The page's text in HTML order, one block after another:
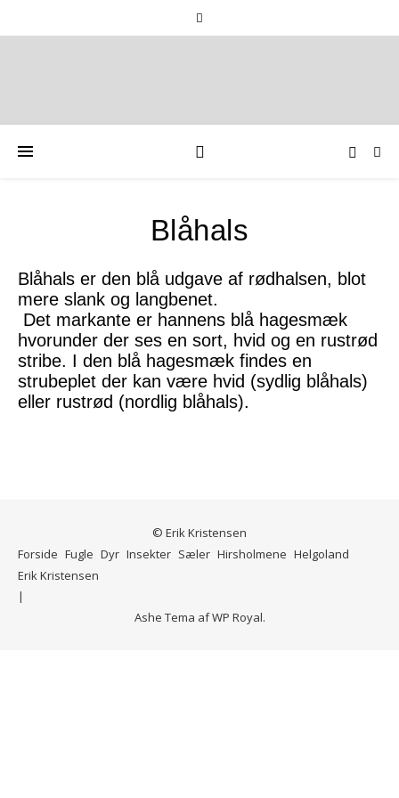
Blåhals
Blåhals er den blå udgave af rødhalsen, blot
mere slank og langbenet.
Det markante er hannens blå hagesmæk
hvorunder der ses en sort, hvid og en rustrød
stribe. I den blå hagesmæk findes en
strubeplet der kan være hvid (sydlig blåhals)
eller rustrød (nordlig blåhals).
© Erik Kristensen
Forside Fugle Dyr Insekter Sæler Hirsholmene Helgoland
Erik Kristensen
Ashe Tema afWP Royal.